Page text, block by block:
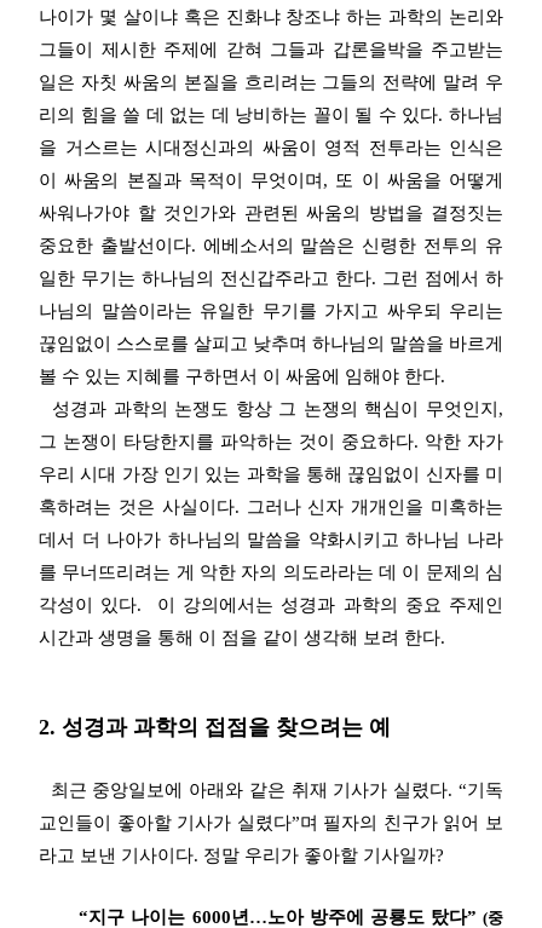
나이가 몇 살이냐 혹은 진화냐 창조냐 하는 과학의 논리와
그들이 제시한 주제에 갇혀 그들과 갑론을박을 주고받는
일은 자칫 싸움의 본질을 흐리려는 그들의 전략에 말려 우
리의 힘을 쓸 데 없는 데 낭비하는 꼴이 될 수 있다. 하나님
을 거스르는 시대정신과의 싸움이 영적 전투라는 인식은
이 싸움의 본질과 목적이 무엇이며, 또 이 싸움을 어떻게
싸워나가야 할 것인가와 관련된 싸움의 방법을 결정짓는
중요한 출발선이다. 에베소서의 말씀은 신령한 전투의 유
일한 무기는 하나님의 전신갑주라고 한다. 그런 점에서 하
나님의 말씀이라는 유일한 무기를 가지고 싸우되 우리는
끊임없이 스스로를 살피고 낮추며 하나님의 말씀을 바르게
볼 수 있는 지혜를 구하면서 이 싸움에 임해야 한다.
성경과 과학의 논쟁도 항상 그 논쟁의 핵심이 무엇인지,
그 논쟁이 타당한지를 파악하는 것이 중요하다. 악한 자가
우리 시대 가장 인기 있는 과학을 통해 끊임없이 신자를 미
혹하려는 것은 사실이다. 그러나 신자 개개인을 미혹하는
데서 더 나아가 하나님의 말씀을 약화시키고 하나님 나라
를 무너뜨리려는 게 악한 자의 의도라라는 데 이 문제의 심
각성이 있다. 이 강의에서는 성경과 과학의 중요 주제인
시간과 생명을 통해 이 점을 같이 생각해 보려 한다.
2. 성경과 과학의 접점을 찾으려는 예
최근 중앙일보에 아래와 같은 취재 기사가 실렸다. “기독
교인들이 좋아할 기사가 실렸다”며 필자의 친구가 읽어 보
라고 보낸 기사이다. 정말 우리가 좋아할 기사일까?
“지구 나이는 6000년…노아 방주에 공룡도 탔다” (중